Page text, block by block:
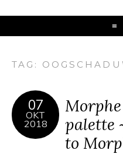
TAG:
07
OKT
2018
palette
to